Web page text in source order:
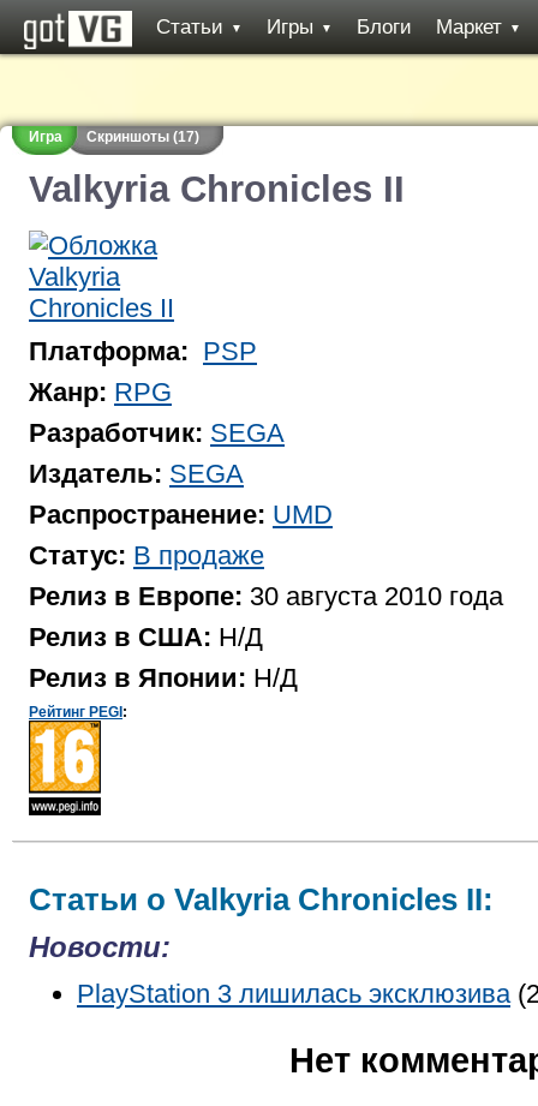
Статьи ▼ Игры ▼ Блоги Маркет ▼
Игра Скриншоты (17)
Valkyria Chronicles II
Платформа: PSP
Жанр: RPG
Разработчик: SEGA
Издатель: SEGA
Распространение: UMD
Статус: В продаже
Релиз в Европе: 30 августа 2010 года
Релиз в США: Н/Д
Релиз в Японии: Н/Д
Рейтинг PEGI :
Статьи о Valkyria Chronicles II:
Новости:
PlayStation 3 лишилась эксклюзива
Нет